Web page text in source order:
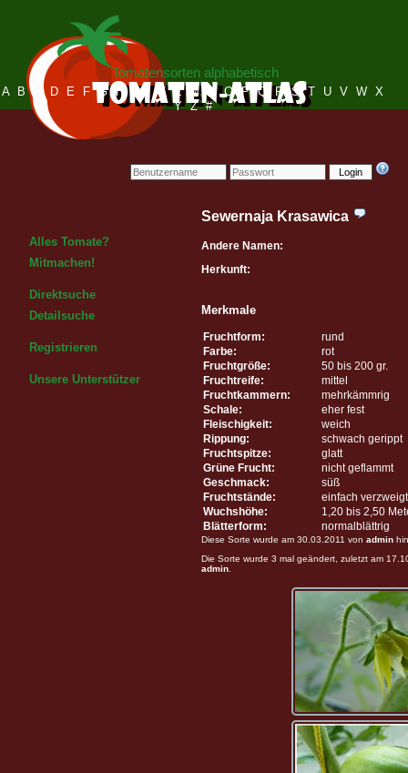
Login
Tomatensorten alphabetisch
A B C D E F G H I J K L M N O P Q R S T U V W X
Y Z #
Alles Tomate?
Mitmachen!
Direktsuche
Detailsuche
Registrieren
Unsere Unterstützer
Sewernaja Krasawica
Andere Namen:
Herkunft:
Merkmale
Fruchtform:
rund
Farbe:
rot
Fruchtgröße:
50 bis 200 gr.
Fruchtreife:
mittel
Fruchtkammern:
mehrkämmrig
Schale:
eher fest
Fleischigkeit:
weich
Rippung:
schwach gerippt
Fruchtspitze:
glatt
Grüne Frucht:
nicht geflammt
Geschmack:
süß
Fruchtstände:
einfach verzweigt
Wuchshöhe:
1,20 bis 2,50
Blätterform:
normalblättrig
Diese Sorte wurde am 30.03.2011 von admin
Die Sorte wurde 3 mal geändert, zuletzt am
admin